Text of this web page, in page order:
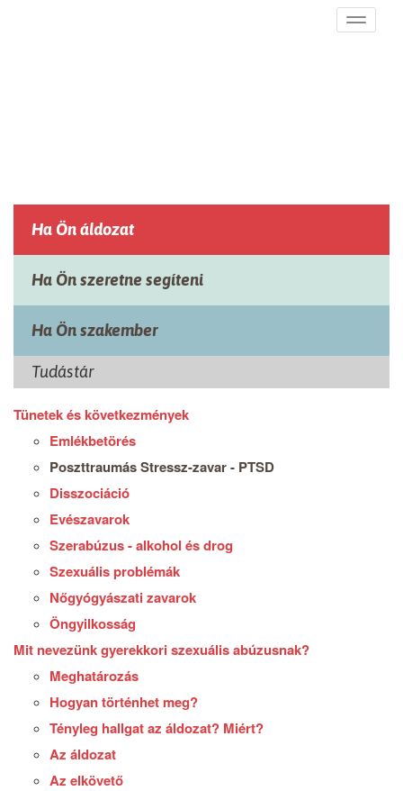
Toggle
Ha Ön áldozat
Ha Ön szeretne segíteni
Ha Ön szakember
Tudástár
Tünetek és következmények
Emlékbetörés
Poszttraumás Stressz-zavar - PTSD
Disszociáció
Evészavarok
Szerabúzus - alkohol és drog
Szexuális problémák
Nőgyógyászati zavarok
Öngyilkosság
Mit nevezünk gyerekkori szexuális abúzusnak?
Meghatározás
Hogyan történhet meg?
Tényleg hallgat az áldozat? Miért?
Az áldozat
Az elkövető